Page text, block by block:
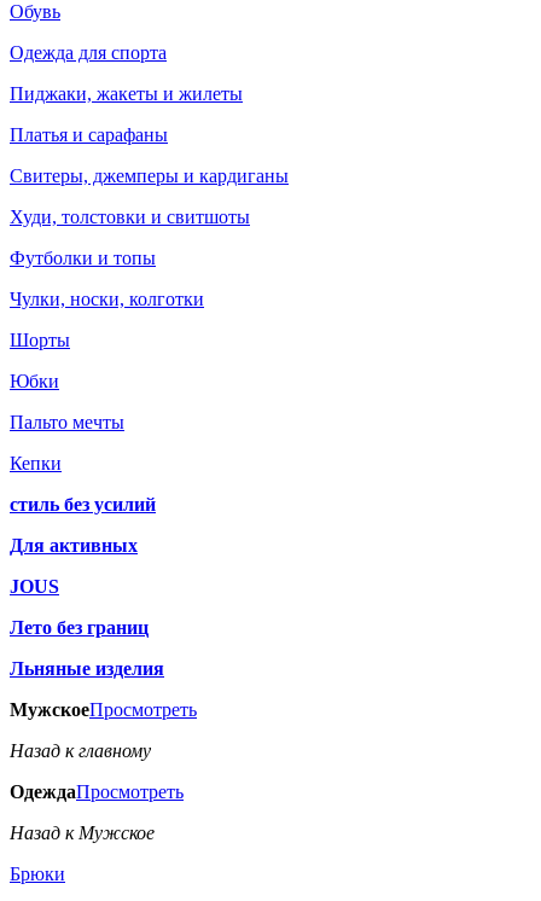
Обувь
Одежда для спорта
Пиджаки, жакеты и жилеты
Платья и сарафаны
Свитеры, джемперы и кардиганы
Худи, толстовки и свитшоты
Футболки и топы
Чулки, носки, колготки
Шорты
Юбки
Пальто мечты
Кепки
стиль без усилий
Для активных
JOUS
Лето без границ
Льняные изделия
МужскоеПросмотреть
Назад к главному
ОдеждаПросмотреть
Назад к Мужское
Брюки